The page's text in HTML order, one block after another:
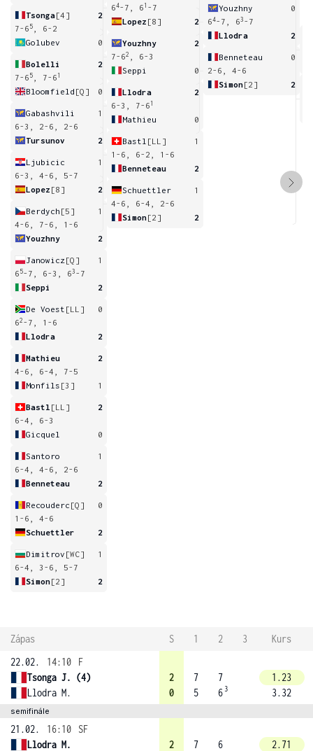
Tsonga[4]
2
7-6 5
, 6-2
Golubev
0
Bolelli
2
7-6 5 , 7-6 1
Bloomfield [Q] 0
Gabashvili
1
6-3, 2-6, 2-6
Tursunov
2
Ljubicic
1
6-3, 4-6, 5-7
Lopez [8] 2
Berdych [5]
1
4-6, 7-6, 1-6
Youzhny
2
Janowicz [Q]
1
6 5-7, 6-3, 63 -7
Seppi
2
De Voest [LL]
0
62 -7, 1-6
Llodra
2
Mathieu
2
4-6, 6-4, 7-5
Monfils [3] 1
Bastl [LL]
2
6-4, 6-3
Gicquel
0
Santoro
1
6-4, 4-6, 2-6
Benneteau
2
Recouderc [Q]
0
1-6, 4-6
Schuettler
2
Dimitrov [WC]
1
6-4, 3-6, 5-7
Simon[2] 2
64-7, 6 1 -7
Lopez [8] 2
Youzhny
2
7-62
, 6-3
Seppi
0
Llodra
2
6-3, 7-6 1
Mathieu 0
Bastl [LL]
1
1-6, 6-2, 1-6
Benneteau
2
Schuettler
1
4-6, 6-4, 2-6
Simon[2] 2
Youzhny
0
64-7, 63 -7
Llodra
2
Benneteau
0
2-6, 4-6
Simon[2] 2
Zápas S 1 2 3
Kurs
22.02.
14:10
F
Tsonga J. (4)
Llodra M.
2
0
7
5
7
6 3
1.23
3.32
semifinále
21.02. 16:10
SF
Llodra M.
2
7
6
2.71